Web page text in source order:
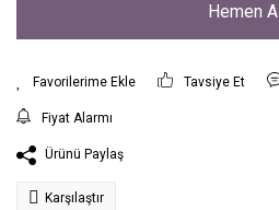
Hemen Al
Tavsiye Et
Fiyat Alarmı
Ürünü Paylaş
Karşılaştır